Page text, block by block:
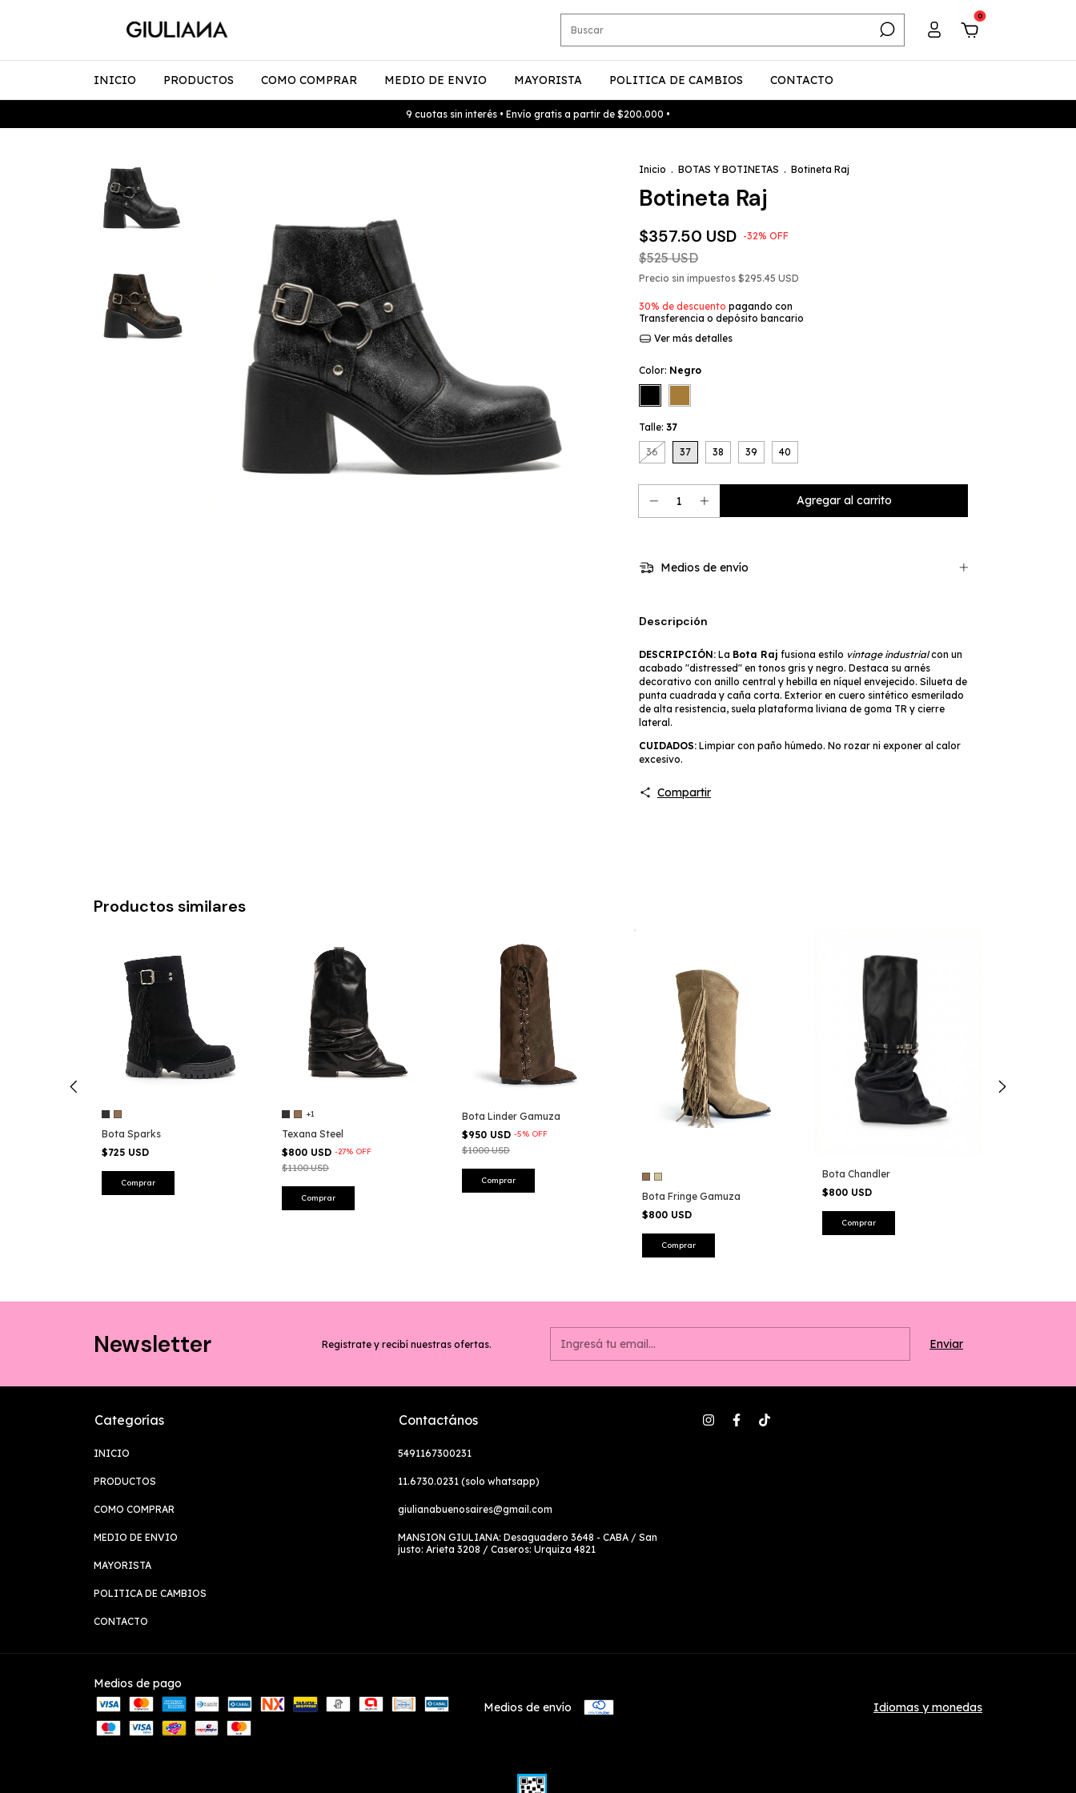
0
INICIO PRODUCTOS COMO COMPRAR MEDIO DE ENVIO MAYORISTA POLITICA DE CAMBIOS CONTACTO
9 cuotas sin interés • Envío gratis a partir de $200.000 •
Inicio . BOTAS Y BOTINETAS . Botineta Raj
Botineta Raj
$357.50 USD -32% OFF
$525 USD
Precio sin impuestos $295.45 USD
30% de descuento pagando con
Transferencia o depósito bancario
Ver más detalles
Color: Negro
Talle: 37
36 37 38 39 40
Medios de envío
Descripción
DESCRIPCIÓN: La Bota Raj fusiona estilo vintage industrialcon un
acabado "distressed" en tonos gris y negro. Destaca su arnés
decorativo con anillo central y hebilla en níquel envejecido. Silueta de
punta cuadrada y caña corta. Exterior en cuero sintético esmerilado
de alta resistencia, suela plataforma liviana de goma TR y cierre
lateral.
CUIDADOS: Limpiar con paño húmedo. No rozar ni exponer al calor
excesivo.
Compartir
Productos similares
Bota Sparks
$725 USD
Comprar
+1
Texana Steel
$800 USD -27% OFF
$1100 USD
Comprar
Bota Linder Gamuza
$950 USD -5% OFF
$1000 USD
Comprar
Bota Fringe Gamuza
$800 USD
Comprar
Bota Chandler
$800 USD
Comprar
Newsletter Registrate y recibí nuestras ofertas.
Categorías
INICIO
PRODUCTOS
COMO COMPRAR
MEDIO DE ENVIO
MAYORISTA
POLITICA DE CAMBIOS
CONTACTO
Contactános
5491167300231
11.6730.0231 (solo whatsapp)
giulianabuenosaires@gmail.com
MANSION GIULIANA: Desaguadero 3648 - CABA / San
justo: Arieta 3208 / Caseros: Urquiza 4821
Medios de pago
Medios de envío
Idiomas y monedas